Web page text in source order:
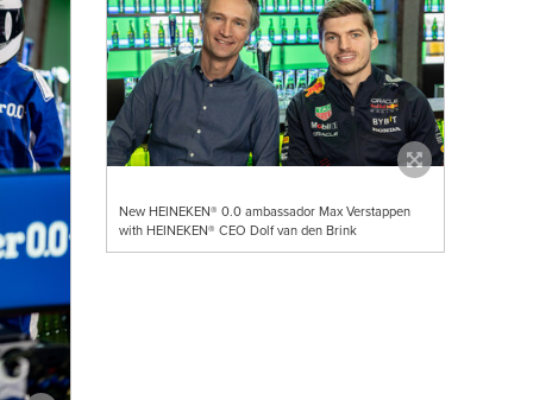
New HEINEKEN® 0.0 ambassador Max Verstappen
with HEINEKEN® CEO Dolf van den Brink